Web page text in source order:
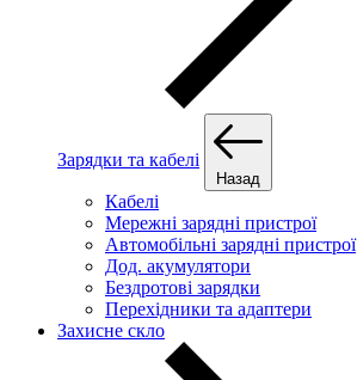
Зарядки та кабелі
Назад
Кабелі
Мережні зарядні пристрої
Автомобільні зарядні пристрої
Дод. акумулятори
Бездротові зарядки
Перехідники та адаптери
Захисне скло